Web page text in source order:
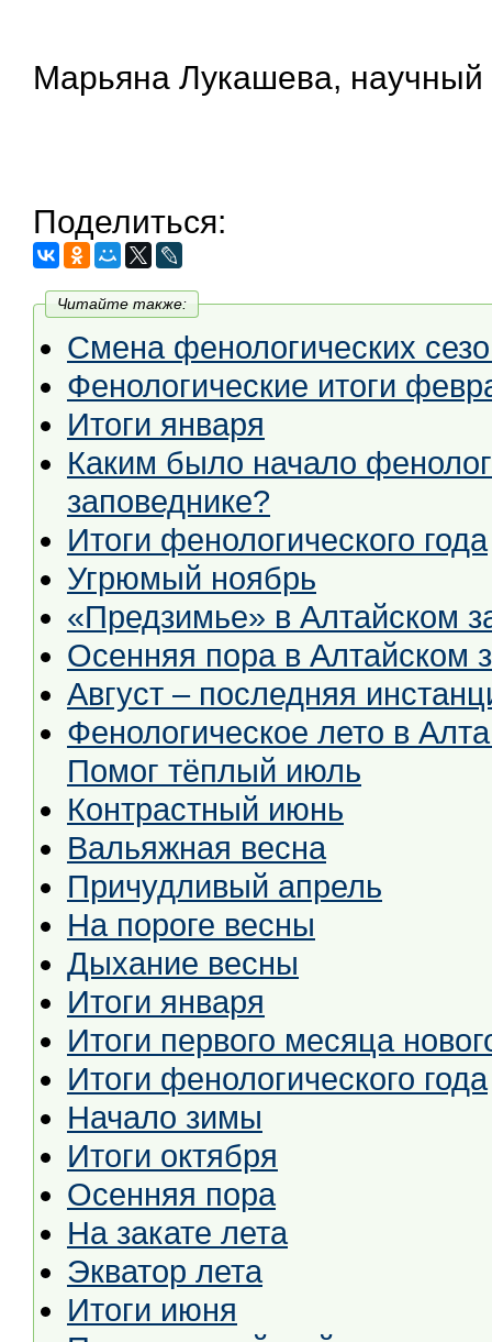
Марьяна Лукашева, научный
Поделиться:
Читайте также:
Смена фенологических
Фенологические итоги
Итоги января
Каким было начало
заповеднике?
Итоги фенологического года
Угрюмый ноябрь
«Предзимье» в Алтайском
Осенняя пора в Алтайском
Август – последняя
Фенологическое лето в
Помог тёплый июль
Контрастный июнь
Вальяжная весна
Причудливый апрель
На пороге весны
Дыхание весны
Итоги января
Итоги первого месяца
Итоги фенологического года
Начало зимы
Итоги октября
Осенняя пора
На закате лета
Экватор лета
Итоги июня